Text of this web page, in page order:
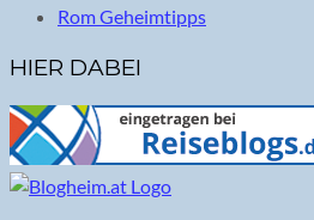
Rom Geheimtipps
HIER DABEI